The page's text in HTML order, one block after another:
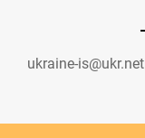
ukraine-is@ukr.net